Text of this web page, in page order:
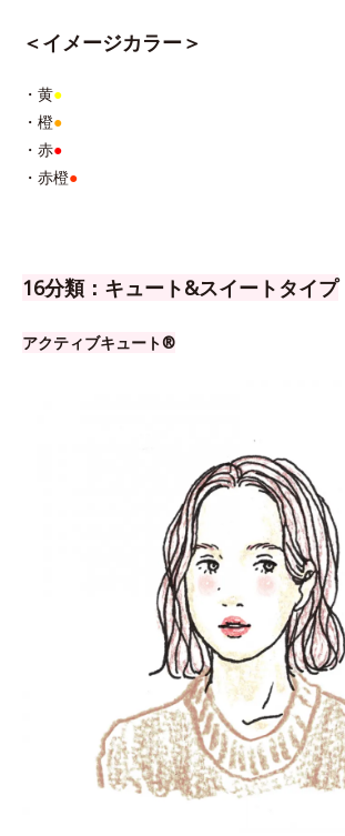
＜イメージカラー＞
・黄●
・橙●
・赤●
・赤橙●
16分類：キュート&スイートタイプ
アクティブキュート®